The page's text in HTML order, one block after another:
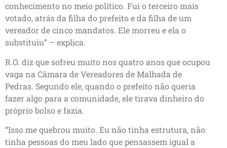
conhecimento no meio político. Fui o terceiro mais
votado, atrás da filha do prefeito e da filha de um
vereador de cinco mandatos. Ele morreu e ela o
substituiu” – explica.
R.O. diz que sofreu muito nos quatro anos que ocupou
vaga na Câmara de Vereadores de Malhada de
Pedras. Segundo ele, quando o prefeito não queria
fazer algo para a comunidade, ele tirava dinheiro do
próprio bolso e fazia.
“Isso me quebrou muito. Eu não tinha estrutura, não
tinha pessoas do meu lado que pensassem igual a